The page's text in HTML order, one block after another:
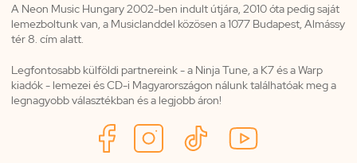
A Neon Music Hungary 2002-ben indult útjára, 2010 óta pedig saját
lemezboltunk van, a Musiclanddel közösen a 1077 Budapest, Almássy
tér 8. cím alatt.
Legfontosabb külföldi partnereink - a Ninja Tune, a K7 és a Warp
kiadók - lemezei és CD-i Magyarországon nálunk találhatóak meg a
legnagyobb választékban és a legjobb áron!